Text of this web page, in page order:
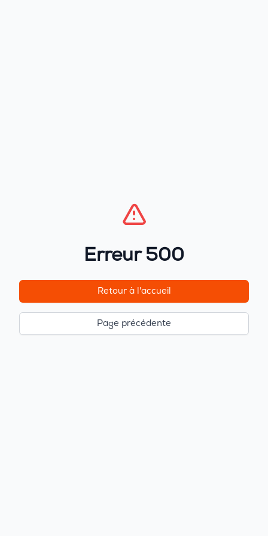
Erreur 500
Retour à l'accueil
Page précédente